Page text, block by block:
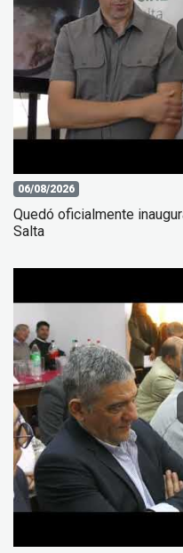
06/08/2026
Quedó oficialmente
Salta